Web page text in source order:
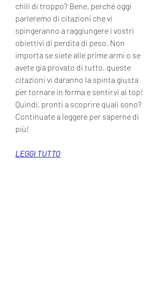
chili di troppo? Bene, perché oggi
parleremo di citazioni che vi
spingeranno a raggiungere i vostri
obiettivi di perdita di peso. Non
importa se siete alle prime armi o se
avete già provato di tutto, queste
citazioni vi daranno la spinta giusta
per tornare in forma e sentirvi al top!
Quindi, pronti a scoprire quali sono?
Continuate a leggere per saperne di
più!
LEGGI TUTTO